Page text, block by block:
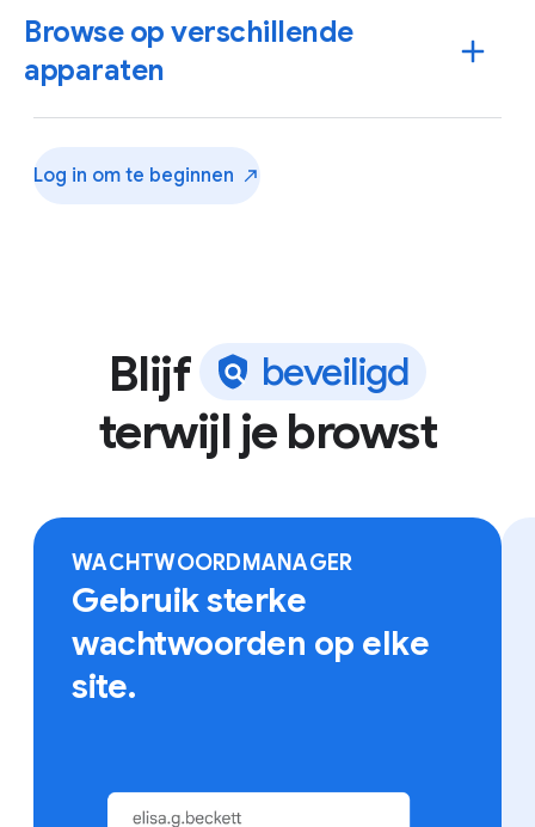
Browse op verschillende
apparaten
onder meer bookmarks en opgeslagen wachtwoorden.
Log in om te beginnen
Blijf beveiligd
terwijl je browst
WACHTWOORDMANAGER
Gebruik sterke
wachtwoorden op elke
site.